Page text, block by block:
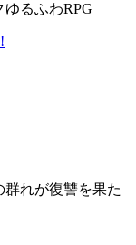
るふわRPG
れが復讐を果た